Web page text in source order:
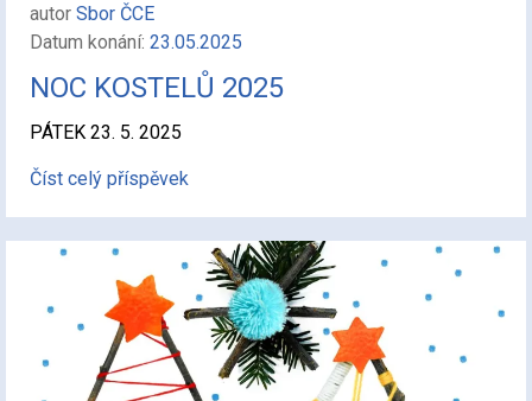
autor Sbor ČCE
Datum konání: 23.05.2025
NOC KOSTELŮ 2025
PÁTEK 23. 5. 2025
Číst celý příspěvek